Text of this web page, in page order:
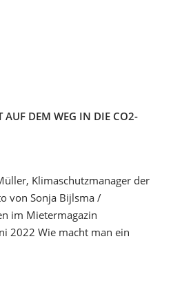
AUF DEM WEG IN DIE CO2-
Klimaschutzmanager der
von Sonja Bijlsma /
im Mietermagazin
2022 Wie macht man ein